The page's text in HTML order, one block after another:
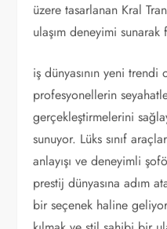
üzere tasarlanan Kral
ulaşım deneyimi sunarak
iş dünyasının yeni trendi
profesyonellerin
gerçekleştirmelerini
sunuyor. Lüks sınıf
anlayışı ve deneyimli
prestij dünyasına adım
bir seçenek haline